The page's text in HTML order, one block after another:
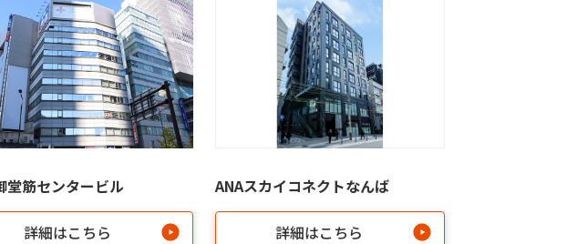
堂筋センタービル
詳細はこちら
ANAスカイコネクトなんば
詳細はこちら